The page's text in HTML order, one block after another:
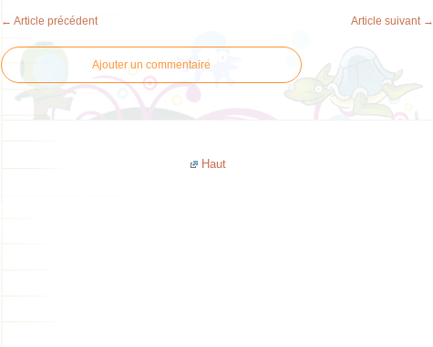
← Article précédent Article suivant →
Ajouter un commentaire
Haut